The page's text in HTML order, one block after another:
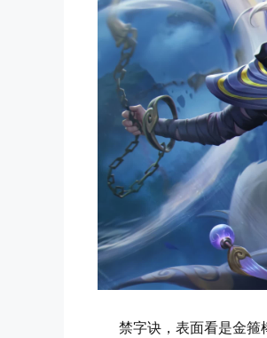
禁字诀，表面看是金